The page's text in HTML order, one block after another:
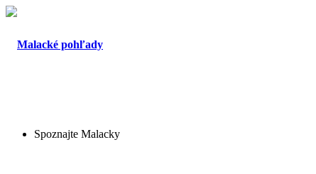
Spoznajte Malacky